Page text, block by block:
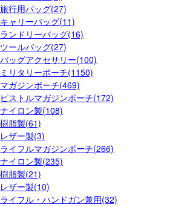
旅行用バッグ(27)
キャリーバッグ(11)
ランドリーバッグ(16)
ツールバッグ(27)
バッグアクセサリー(100)
ミリタリーポーチ(1150)
マガジンポーチ(469)
ピストルマガジンポーチ(172)
ナイロン製(108)
樹脂製(61)
レザー製(3)
ライフルマガジンポーチ(266)
ナイロン製(235)
樹脂製(21)
レザー製(10)
ライフル・ハンドガン兼用(32)